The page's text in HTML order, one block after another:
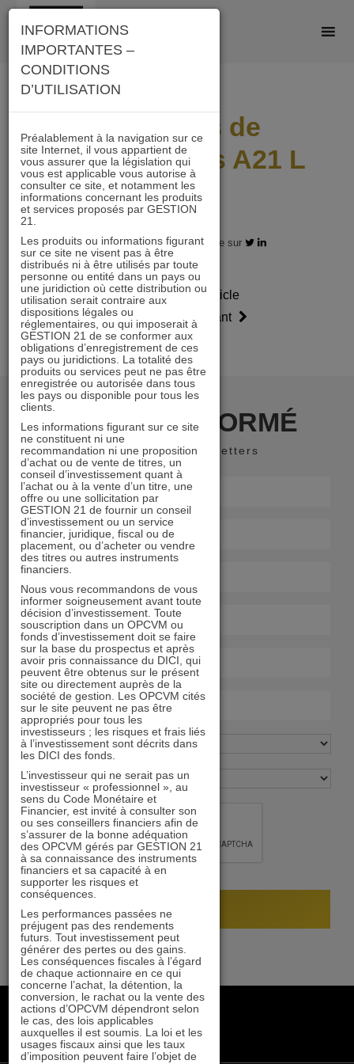
Skip
content
Scénarios de
performances A21 L
2304
28.04.2023 - Partagez l'article sur
Article
précédent
Article
suivant
RESTER INFORMÉ
Recevoir nos newsletters
+33 1 84 79 90 24
gestion21@gestion21.fr
8 rue Volney, 75002 Paris
INFORMATIONS
IMPORTANTES –
CONDITIONS
D’UTILISATION
Préalablement à la navigation sur ce
site Internet, il vous appartient de
vous assurer que la législation qui
vous est applicable vous autorise à
consulter ce site, et notamment les
informations concernant les produits
et services proposés par GESTION
21.
Les produits ou informations figurant
sur ce site ne visent pas à être
distribués ni à être utilisés par toute
personne ou entité dans un pays ou
une juridiction où cette distribution ou
utilisation serait contraire aux
dispositions légales ou
réglementaires, ou qui imposerait à
GESTION 21 de se conformer aux
obligations d’enregistrement de ces
pays ou juridictions. La totalité des
produits ou services peut ne pas être
enregistrée ou autorisée dans tous
les pays ou disponible pour tous les
clients.
Les informations figurant sur ce site
ne constituent ni une
recommandation ni une proposition
d’achat ou de vente de titres, un
conseil d’investissement quant à
l’achat ou à la vente d’un titre, une
offre ou une sollicitation par
GESTION 21 de fournir un conseil
d’investissement ou un service
financier, juridique, fiscal ou de
placement, ou d’acheter ou vendre
des titres ou autres instruments
financiers.
Nous vous recommandons de vous
informer soigneusement avant toute
décision d’investissement. Toute
souscription dans un OPCVM ou
fonds d’investissement doit se faire
sur la base du prospectus et après
avoir pris connaissance du DICI, qui
peuvent être obtenus sur le présent
site ou directement auprès de la
société de gestion. Les OPCVM cités
sur le site peuvent ne pas être
appropriés pour tous les
investisseurs ; les risques et frais liés
à l’investissement sont décrits dans
les DICI des fonds.
L’investisseur qui ne serait pas un
investisseur « professionnel », au
sens du Code Monétaire et
Financier, est invité à consulter son
ou ses conseillers financiers afin de
s’assurer de la bonne adéquation
des OPCVM gérés par GESTION 21
à sa connaissance des instruments
financiers et sa capacité à en
supporter les risques et
conséquences.
Les performances passées ne
préjugent pas des rendements
futurs. Tout investissement peut
générer des pertes ou des gains.
Les conséquences fiscales à l’égard
de chaque actionnaire en ce qui
concerne l’achat, la détention, la
conversion, le rachat ou la vente des
actions d’OPCVM dépendront selon
le cas, des lois applicables
auxquelles il est soumis. La loi et les
usages fiscaux ainsi que les taux
d’imposition peuvent faire l’objet de